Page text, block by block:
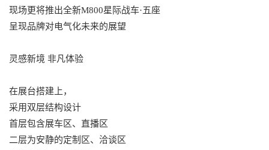
现场更将推出全新M800星际战车·五座
呈现品牌对电气化未来的展望
灵感新境 非凡体验
在展台搭建上，
采用双层结构设计
首层包含展车区、直播区
二层为安静的定制区、洽谈区